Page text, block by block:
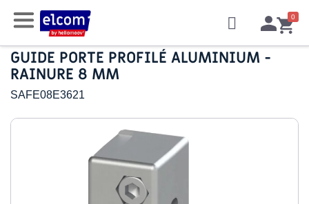
GUIDE PORTE PROFILÉ ALUMINIUM -
RAINURE 8 MM
SAFE08E3621